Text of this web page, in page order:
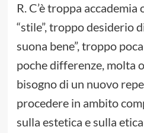
R. C’è troppa
“stile”, troppo desiderio
suona bene”, troppo
poche differenze, molta
bisogno di un nuovo
procedere in ambito
sulla estetica e sulla